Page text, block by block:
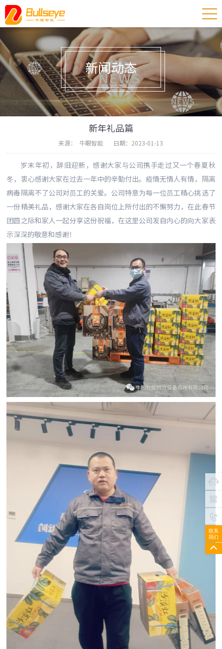
新闻动态
新年礼品篇
来源： 牛眼智能 日期：2023-01-13
岁末年初，辞旧迎新，感谢大家与公司携手走过又一个春夏秋
冬，衷心感谢大家在过去一年中的辛勤付出。疫情无情人有情，隔离
病毒隔离不了公司对员工的关爱。公司特意为每一位员工精心挑选了
一份精美礼品，感谢大家在各自岗位上所付出的不懈努力，在此春节
团圆之际和家人一起分享这份祝福，在这里公司发自内心的向大家表
示深深的敬意和感谢！
联系
我们